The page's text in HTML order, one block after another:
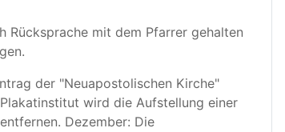
Rücksprache mit dem Pfarrer gehalten
der "Neuapostolischen Kirche"
wird die Aufstellung einer
Dezember: Die